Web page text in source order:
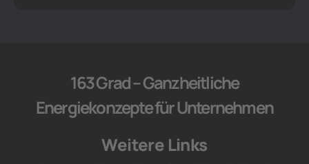
163 Grad – Ganzheitliche
Energiekonzepte für Unternehmen
Weitere Links